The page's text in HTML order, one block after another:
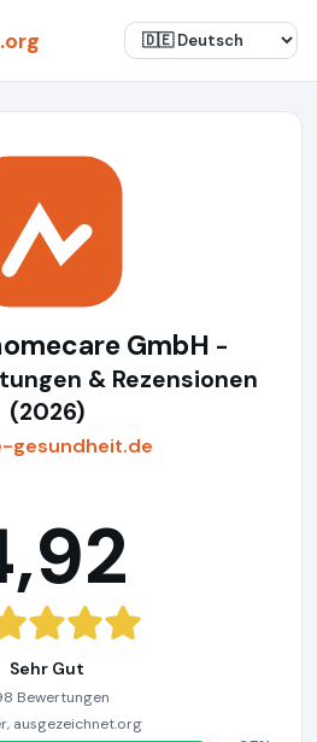
.org
GmbH -
& Rezensionen
(2026)
gesundheit.de
Sehr Gut
Bewertungen
ausgezeichnet.org